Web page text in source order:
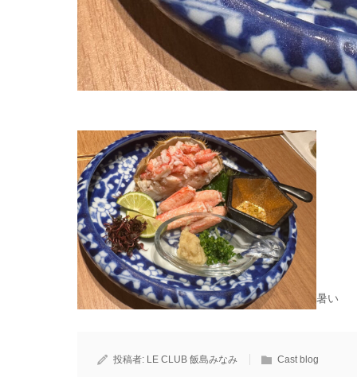
暑い
投稿者: LE CLUB 飯島みなみ Cast blog